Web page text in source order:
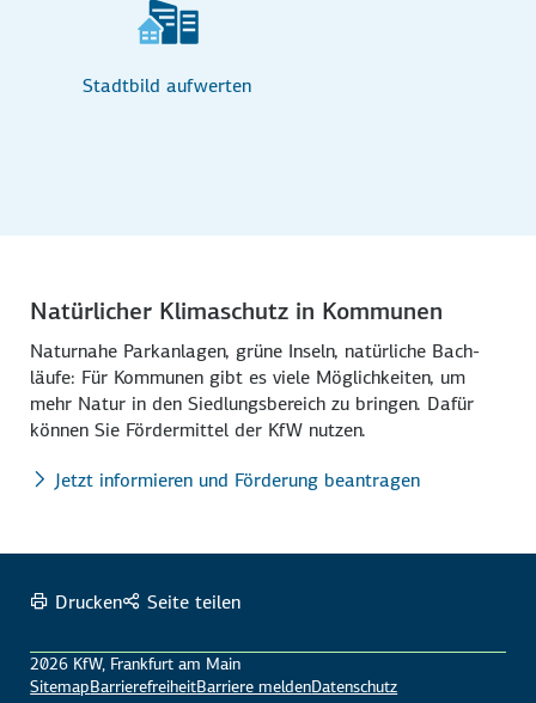
Stadtbild aufwerten
Natürlicher Klimaschutz in Kommunen
Naturnahe Parkanlagen, grüne Inseln, natürliche Bach­
läufe: Für Kommunen gibt es viele Möglich­keiten, um
mehr Natur in den Siedlungs­bereich zu bringen. Dafür
können Sie Förder­mittel der KfW nutzen.
Jetzt informieren und Förderung beantragen
Drucken Seite teilen
2026 KfW, Frankfurt am Main
SitemapBarrierefreiheitBarriere meldenDatenschutz